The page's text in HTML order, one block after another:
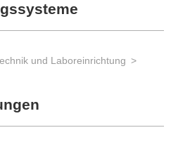
und Laboreinrichtung